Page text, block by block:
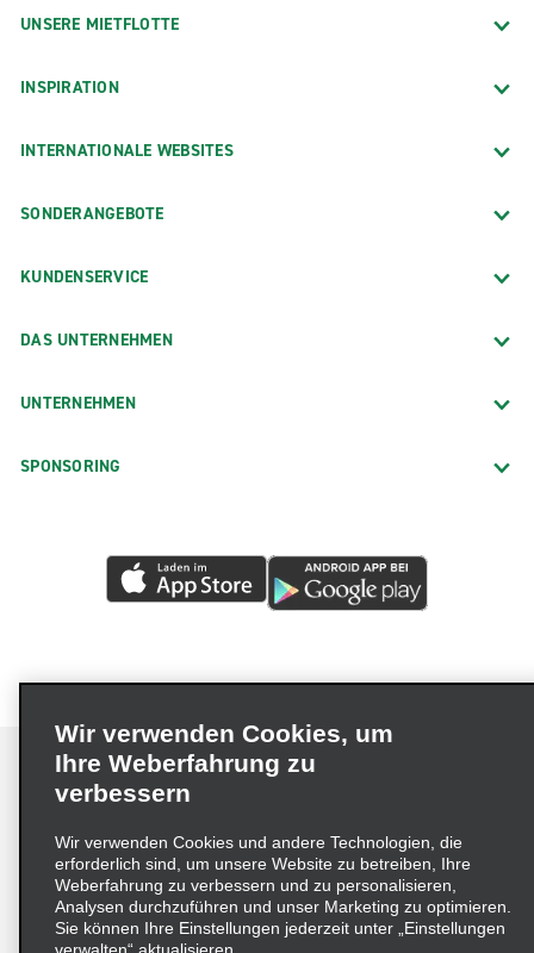
UNSERE MIETFLOTTE
INSPIRATION
INTERNATIONALE WEBSITES
SONDERANGEBOTE
KUNDENSERVICE
DAS UNTERNEHMEN
UNTERNEHMEN
SPONSORING
Impressum Nutzungsbedingungen
Datenschutzrichtlinie
Cookie-Richtlinie
Datenschutzoptionen
Lieferkettensorgfaltspflichtengesetz (LkSG) Grundsatzerklärung
Beschwerdeverfahren nach dem
Wir verwenden Cookies, um
Ihre Weberfahrung zu
verbessern
Wir verwenden Cookies und andere Technologien, die
erforderlich sind, um unsere Website zu betreiben, Ihre
Weberfahrung zu verbessern und zu personalisieren,
Analysen durchzuführen und unser Marketing zu optimieren.
Sie können Ihre Einstellungen jederzeit unter „Einstellungen